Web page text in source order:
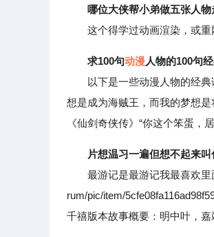
哪位大侠帮小弟做五张人
这个得学过动画渲染，或重
求100句动漫 人物的100句
以下是一些动漫人物的经典
想是成为海贼王，而我的梦想
《仙剑奇侠传》“你这个笨蛋，
片想温习一遍但想不起来
最游记是最游记我最喜欢里
rum/pic/item/
千禧版本故事概要：明中叶，嘉